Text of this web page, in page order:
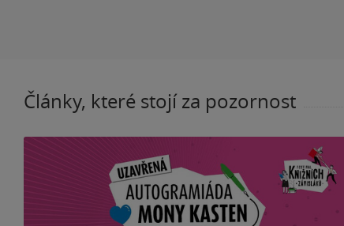
Články, které stojí za pozornost